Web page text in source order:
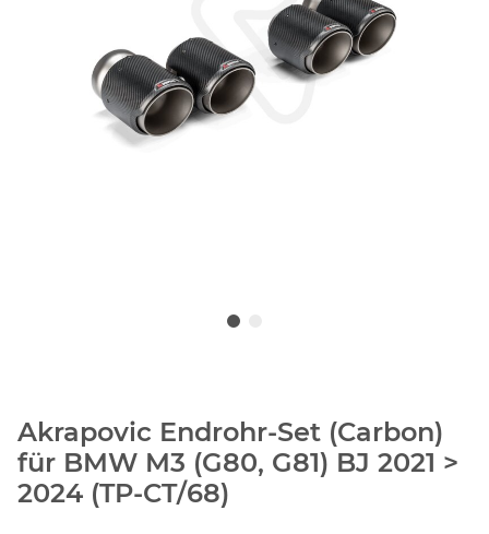
Akrapovic Endrohr-Set (Carbon)
für BMW M3 (G80, G81) BJ 2021 >
2024 (TP-CT/68)